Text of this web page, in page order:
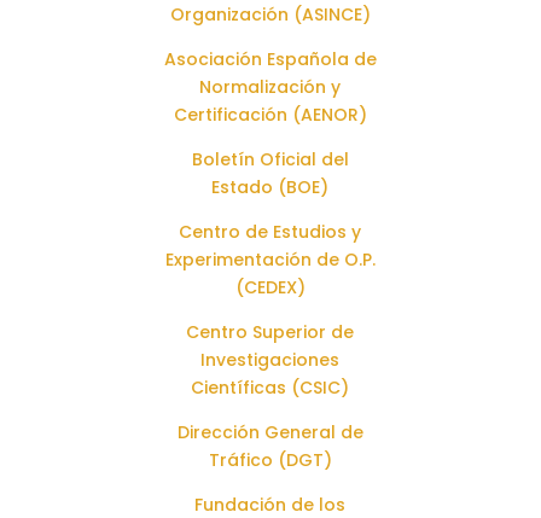
Organización (ASINCE)
Asociación Española de
Normalización y
Certificación (AENOR)
Boletín Oficial del
Estado (BOE)
Centro de Estudios y
Experimentación de O.P.
(CEDEX)
Centro Superior de
Investigaciones
Científicas (CSIC)
Dirección General de
Tráfico (DGT)
Fundación de los